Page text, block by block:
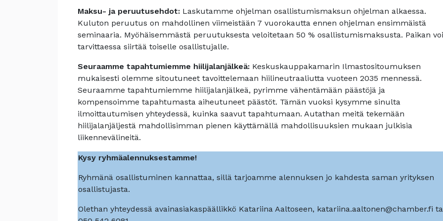
Maksu- ja peruutusehdot: Laskutamme ohjelman osallistumismaksun ohjelman alkaessa.
Kuluton peruutus on mahdollinen viimeistään 7 vuorokautta ennen ohjelman ensimmäistä
seminaaria. Myöhäisemmästä peruutuksesta veloitetaan 50 % osallistumismaksusta. Paikan voi
tarvittaessa siirtää toiselle osallistujalle.
Seuraamme tapahtumiemme hiilijalanjälkeä: Keskuskauppakamarin Ilmastositoumuksen
mukaisesti olemme sitoutuneet tavoittelemaan hiilineutraaliutta vuoteen 2035 mennessä.
Seuraamme tapahtumiemme hiilijalanjälkeä, pyrimme vähentämään päästöjä ja
kompensoimme tapahtumasta aiheutuneet päästöt. Tämän vuoksi kysymme sinulta
ilmoittautumisen yhteydessä, kuinka saavut tapahtumaan. Autathan meitä tekemään
hiilijalanjäljestä mahdollisimman pienen käyttämällä mahdollisuuksien mukaan julkisia
liikennevälineitä.
Kysy ryhmäalennuksestamme!
Ryhmänä osallistuminen kannattaa, sillä tarjoamme alennuksen jo kahdesta saman yrityksen
osallistujasta.
Olethan yhteydessä avainasiakaspäällikkö Katariina Aaltoseen, katariina.aaltonen@chamber.fi